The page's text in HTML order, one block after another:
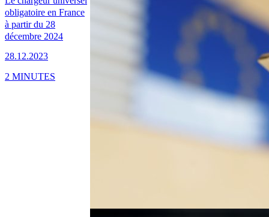
obligatoire en France
à partir du 28
décembre 2024
28.12.2023
2 MINUTES